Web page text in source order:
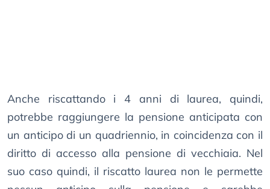
Anche riscattando i 4 anni di laurea, quindi,
potrebbe raggiungere la pensione anticipata con
un anticipo di un quadriennio, in coincidenza con il
diritto di accesso alla pensione di vecchiaia. Nel
suo caso quindi, il riscatto laurea non le permette